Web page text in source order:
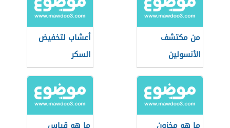
من مكتشف
الأنسولين
أعشاب لتخفيض
السكر